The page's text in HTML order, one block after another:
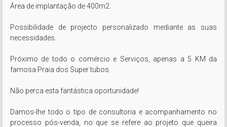
Área de implantação de 400m2.
Possibilidade de projecto personalizado mediante as suas
necessidades.
Próximo de todo o comércio e Serviços, apenas a 5 KM da
famosa Praia dos Super tubos.
Não perca esta fantástica oportunidade!
Damos-lhe todo o tipo de consultoria e acompanhamento no
processo pós-venda, no que se refere ao projeto que queira